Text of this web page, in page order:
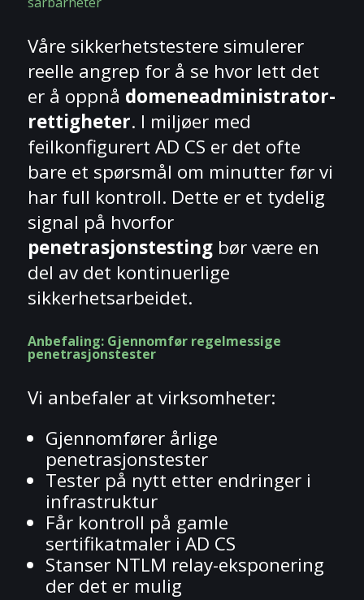
Våre sikkerhetstestere simulerer
reelle angrep for å se hvor lett det
er å oppnå domeneadministrator-
rettigheter. I miljøer med
feilkonfigurert AD CS er det ofte
bare et spørsmål om minutter før vi
har full kontroll. Dette er et tydelig
signal på hvorfor
penetrasjonstestingbør være en
del av det kontinuerlige
sikkerhetsarbeidet.
Anbefaling: Gjennomfør regelmessige
penetrasjonstester
Vi anbefaler at virksomheter:
Gjennomfører årlige
penetrasjonstester
Tester på nytt etter endringer i
infrastruktur
Får kontroll på gamle
sertifikatmaler i AD CS
Stanser NTLM relay-eksponering
der det er mulig